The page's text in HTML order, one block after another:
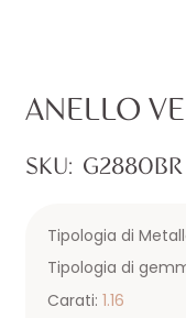
ANELLO
SKU: G2880BR
Tipologia di
Tipologia di
Carati: 1.16